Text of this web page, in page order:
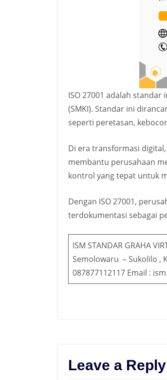
ISO 27001 adalah
(SMKI). Standar ini
seperti peretasan,
Di era transformasi
membantu perusahaan
kontrol yang tepat untuk
Dengan ISO 27001,
terdokumentasi sebagai
ISM STANDAR GRAHA
Semolowaru – Sukolilo ,
087877112117 Email :
Leave a Reply